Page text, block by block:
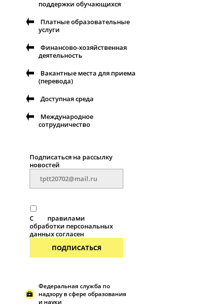
поддержки обучающихся
Платные образовательные
услуги
Финансово-хозяйственная
деятельность
Вакантные места для приема
(перевода)
Доступная среда
Международное
сотрудничество
Подписаться на рассылку
новостей
С
правилами
обработки персональных
данных согласен
ПОДПИСАТЬСЯ
Федеральная служба по
надзору в сфере образования
и науки